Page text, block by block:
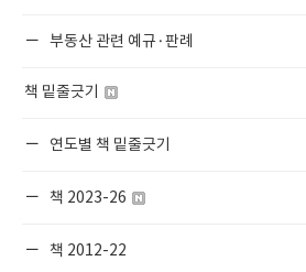
부동산 관련 예규·판례
책 밑줄긋기
연도별 책 밑줄긋기
책 2023-26
책 2012-22